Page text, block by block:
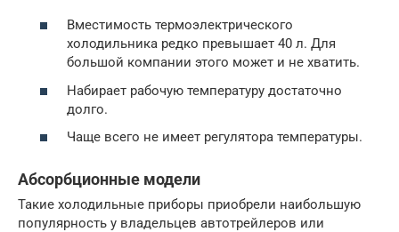
Вместимость термоэлектрического
холодильника редко превышает 40 л. Для
большой компании этого может и не хватить.
Набирает рабочую температуру достаточно
долго.
Чаще всего не имеет регулятора температуры.
Абсорбционные модели
Такие холодильные приборы приобрели наибольшую
популярность у владельцев автотрейлеров или